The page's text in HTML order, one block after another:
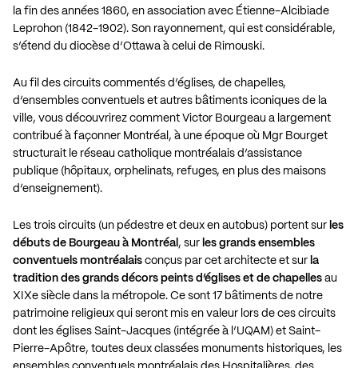
la fin des années 1860, en association avec Étienne-Alcibiade
Leprohon (1842-1902). Son rayonnement, qui est considérable,
s’étend du diocèse d’Ottawa à celui de Rimouski.
Au fil des circuits commentés d’églises, de chapelles,
d’ensembles conventuels et autres bâtiments iconiques de la
ville, vous découvrirez comment Victor Bourgeau a largement
contribué à façonner Montréal, à une époque où Mgr Bourget
structurait le réseau catholique montréalais d’assistance
publique (hôpitaux, orphelinats, refuges, en plus des maisons
d’enseignement).
Les trois circuits (un pédestre et deux en autobus) portent sur les
débuts de Bourgeau à Montréal , sur les grands ensembles
conventuels montréalais conçus par cet architecte et sur la
tradition des grands décors peints d’églises et de chapelles au
XIXe siècle dans la métropole. Ce sont 17 bâtiments de notre
patrimoine religieux qui seront mis en valeur lors de ces circuits
dont les églises Saint-Jacques (intégrée à l’UQAM) et Saint-
Pierre-Apôtre, toutes deux classées monuments historiques, les